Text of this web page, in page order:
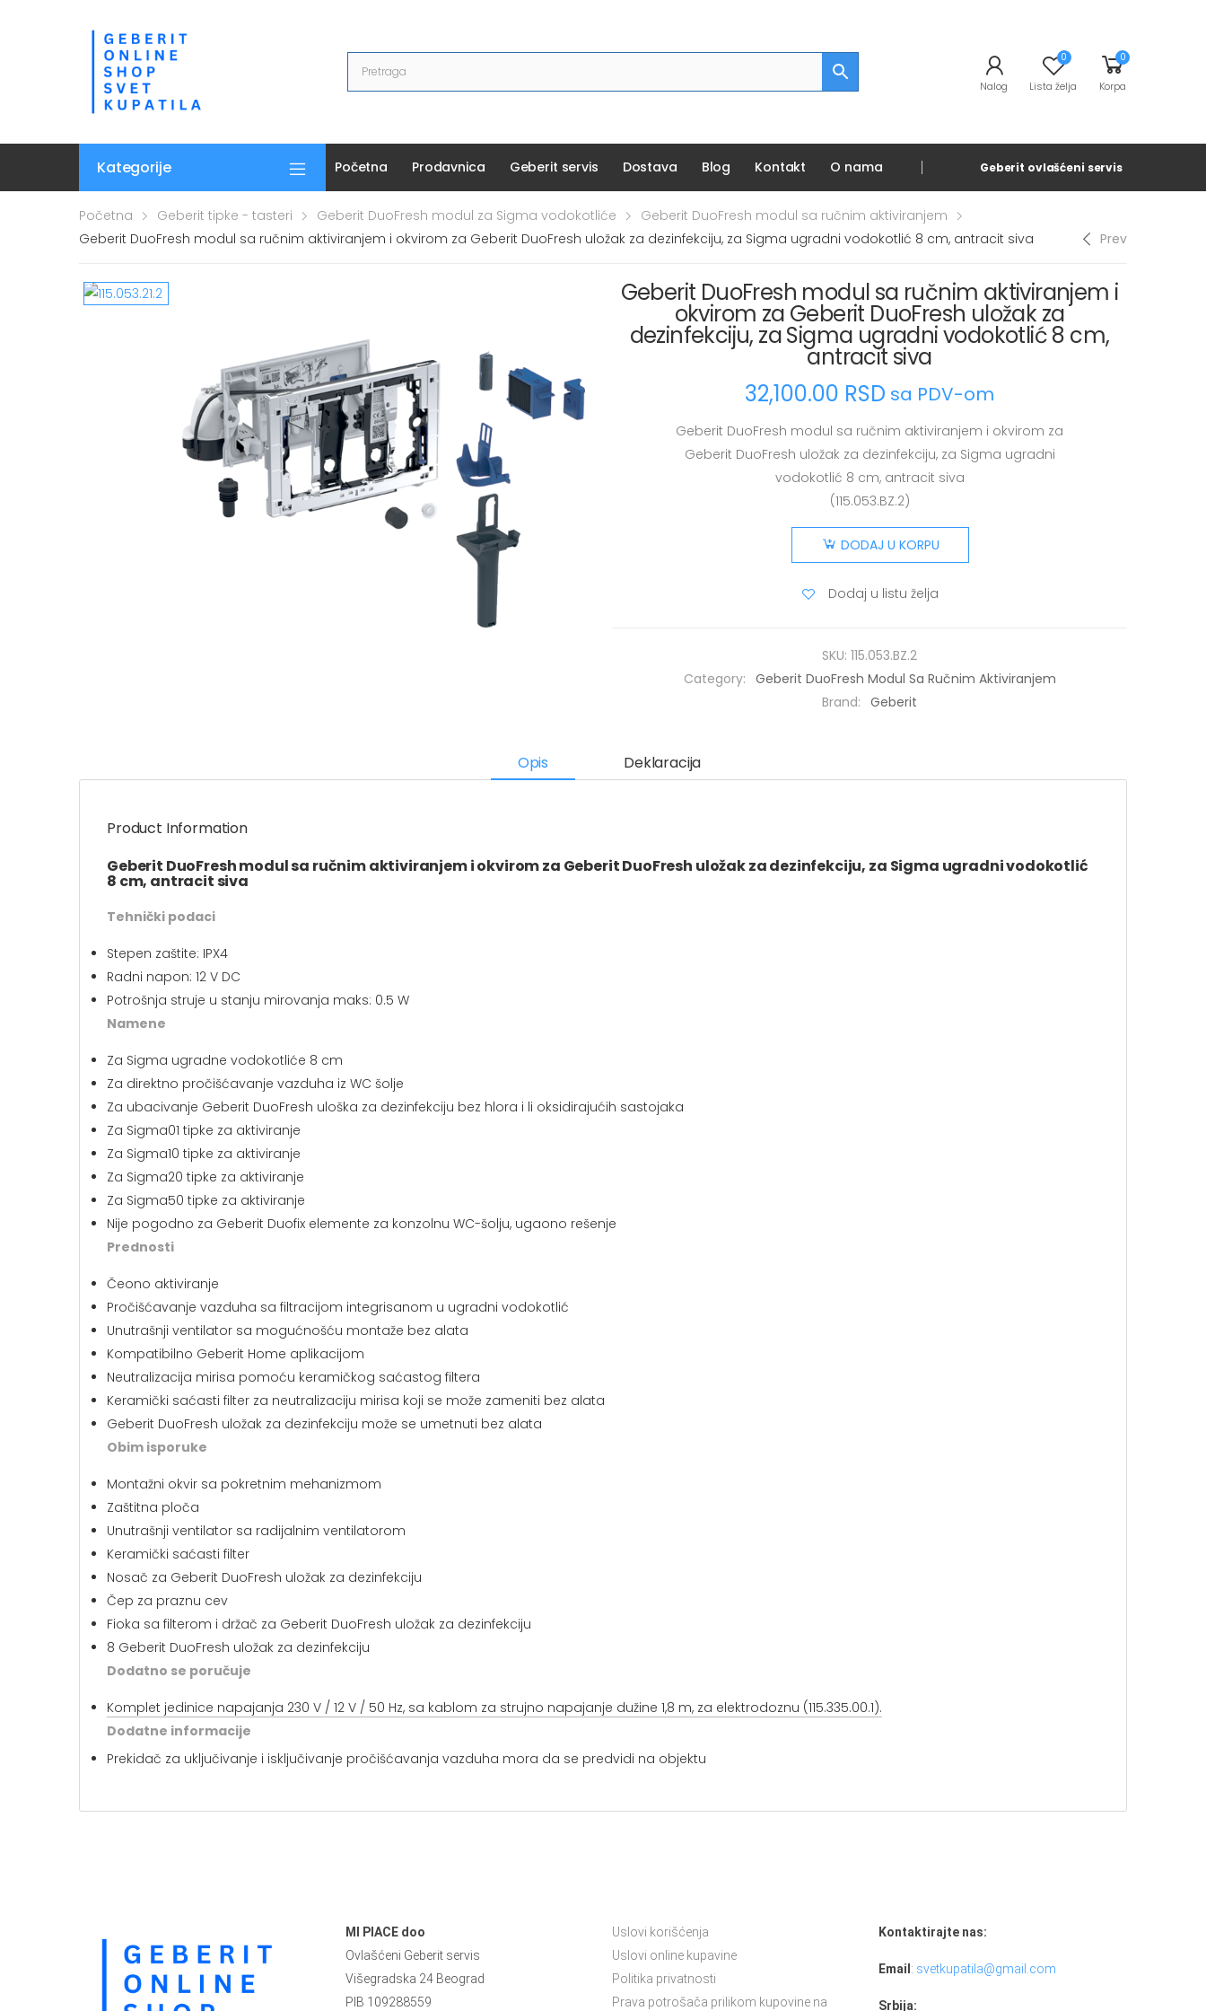
Nalog
0
Lista želja
0
Korpa
Kategorije Početna Prodavnica Geberit servis Dostava Blog Kontakt O nama Geberit ovlašćeni servis
Početna Geberit tipke - tasteri Geberit DuoFresh modul za Sigma vodokotliće
Geberit DuoFresh modul sa ručnim aktiviranjem
Geberit DuoFresh modul sa ručnim aktiviranjem i okvirom za Geberit DuoFresh uložak za dezinfekciju, za Sigma ugradni vodokotlić 8 cm, antracit siva
Prev
Geberit DuoFresh modul sa ručnim aktiviranjem i
okvirom za Geberit DuoFresh uložak za
dezinfekciju, za Sigma ugradni vodokotlić 8 cm,
antracit siva
32,100.00 RSD sa PDV-om
Geberit DuoFresh modul sa ručnim aktiviranjem i okvirom za
Geberit DuoFresh uložak za dezinfekciju, za Sigma ugradni
vodokotlić 8 cm, antracit siva
(115.053.BZ.2)
DODAJ U KORPU
Dodaj u listu želja
SKU: 115.053.BZ.2
Category: Geberit DuoFresh Modul Sa Ručnim Aktiviranjem
Brand: Geberit
Opis Deklaracija
Product Information
Geberit DuoFresh modul sa ručnim aktiviranjem i okvirom za Geberit DuoFresh uložak za dezinfekciju, za Sigma ugradni vodokotlić
8 cm, antracit siva
Tehnički podaci
Stepen zaštite: IPX4
Radni napon: 12 V DC
Potrošnja struje u stanju mirovanja maks: 0.5 W
Namene
Za Sigma ugradne vodokotliće 8 cm
Za direktno pročišćavanje vazduha iz WC šolje
Za ubacivanje Geberit DuoFresh uloška za dezinfekciju bez hlora i li oksidirajućih sastojaka
Za Sigma01 tipke za aktiviranje
Za Sigma10 tipke za aktiviranje
Za Sigma20 tipke za aktiviranje
Za Sigma50 tipke za aktiviranje
Nije pogodno za Geberit Duofix elemente za konzolnu WC-šolju, ugaono rešenje
Prednosti
Čeono aktiviranje
Pročišćavanje vazduha sa filtracijom integrisanom u ugradni vodokotlić
Unutrašnji ventilator sa mogućnošću montaže bez alata
Kompatibilno Geberit Home aplikacijom
Neutralizacija mirisa pomoću keramičkog saćastog filtera
Keramički saćasti filter za neutralizaciju mirisa koji se može zameniti bez alata
Geberit DuoFresh uložak za dezinfekciju može se umetnuti bez alata
Obim isporuke
Montažni okvir sa pokretnim mehanizmom
Zaštitna ploča
Unutrašnji ventilator sa radijalnim ventilatorom
Keramički saćasti filter
Nosač za Geberit DuoFresh uložak za dezinfekciju
Čep za praznu cev
Fioka sa filterom i držač za Geberit DuoFresh uložak za dezinfekciju
8 Geberit DuoFresh uložak za dezinfekciju
Dodatno se poručuje
Komplet jedinice napajanja 230 V / 12 V / 50 Hz, sa kablom za strujno napajanje dužine 1,8 m, za elektrodoznu (115.335.00.1).
Dodatne informacije
Prekidač za uključivanje i isključivanje pročišćavanja vazduha mora da se predvidi na objektu
MI PIACE doo
Ovlašćeni Geberit servis
Višegradska 24 Beograd
PIB 109288559
Uslovi korišćenja
Uslovi online kupavine
Politika privatnosti
Prava potrošača prilikom kupovine na
Kontaktirajte nas:
Email : svetkupatila@gmail.com
Srbija: